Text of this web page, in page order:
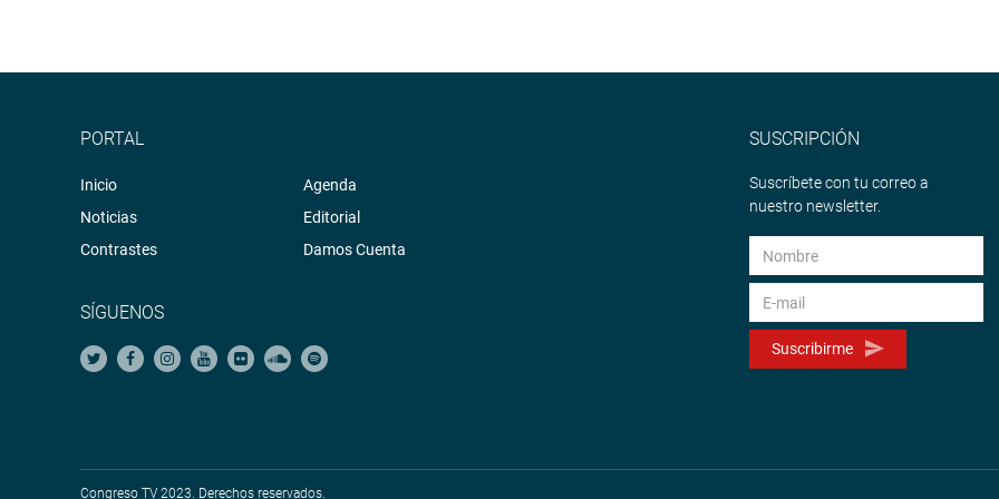
PORTAL
Inicio
Noticias
Contrastes
Agenda
Editorial
Damos Cuenta
SÍGUENOS
SUSCRIPCIÓN
Suscríbete con tu correo a
nuestro newsletter.
Suscribirme
Congreso TV 2023. Derechos reservados.